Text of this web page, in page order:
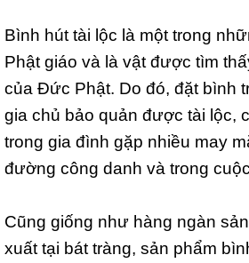
Bình hút tài lộc là một trong
Phật giáo và là vật được tìm
của Đức Phật. Do đó, đặt bình
gia chủ bảo quản được tài lộc,
trong gia đình gặp nhiều may
đường công danh và trong
Cũng giống như hàng ngàn
xuất tại bát tràng, sản phẩm